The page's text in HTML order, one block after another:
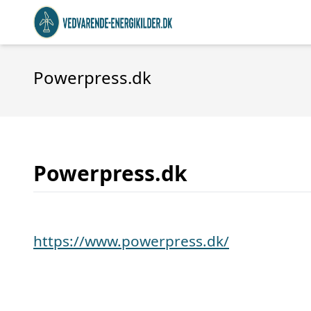
Powerpress.dk
Powerpress.dk
https://www.powerpress.dk/